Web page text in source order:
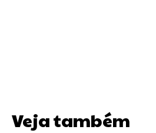
Veja também